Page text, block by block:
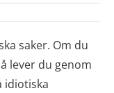
saker. Om du
lever du genom
idiotiska